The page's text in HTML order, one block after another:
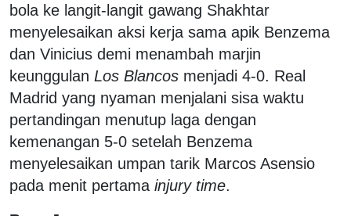
bola ke langit-langit gawang Shakhtar
menyelesaikan aksi kerja sama apik Benzema
dan Vinicius demi menambah marjin
keunggulan Los Blancos menjadi 4-0. Real
Madrid yang nyaman menjalani sisa waktu
pertandingan menutup laga dengan
kemenangan 5-0 setelah Benzema
menyelesaikan umpan tarik Marcos Asensio
pada menit pertama injury time.